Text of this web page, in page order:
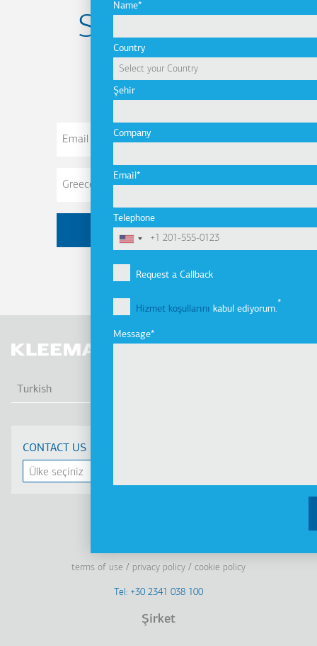
Name
Country
Şehir
Company
Email
Telephone
Request a Callback
Hizmet koşullarını kabul ediyorum.
Message
Subscribe to
newsletter
Email
Turkish
CONTACT US
LinkedinFacebook
YoutubeInstagram
terms of use privacy policy cookie policy
Tel: +30 2341 038 100
Şirket